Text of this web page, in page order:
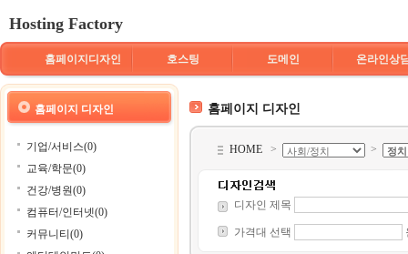
Hosting Factory
홈페이지디자인 호스팅 도메인 온라인상
홈페이지 디자인
기업/서비스(0)
교육/학문(0)
건강/병원(0)
컴퓨터/인터넷(0)
커뮤니티(0)
홈페이지 디자인
HOME > >
디자인 제목
가격대 선택